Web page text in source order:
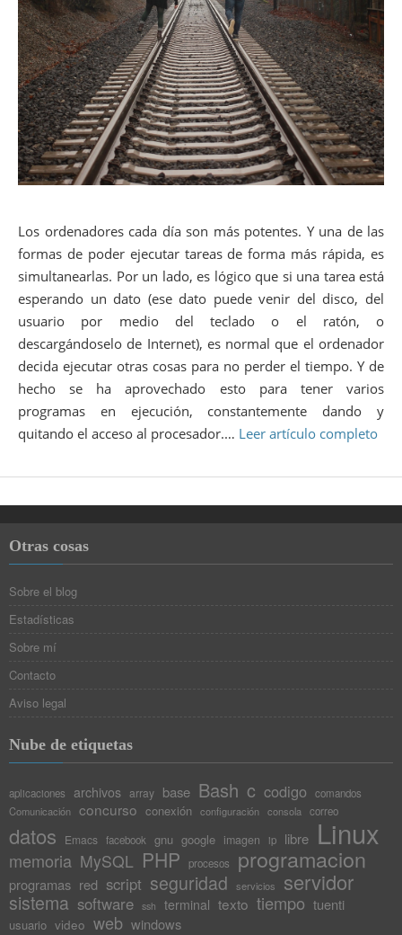
Los ordenadores cada día son más potentes. Y una de las
formas de poder ejecutar tareas de forma más rápida, es
simultanearlas. Por un lado, es lógico que si una tarea está
esperando un dato (ese dato puede venir del disco, del
usuario por medio del teclado o el ratón, o
descargándoselo de Internet), es normal que el ordenador
decida ejecutar otras cosas para no perder el tiempo. Y de
hecho se ha aprovechado esto para tener varios
programas en ejecución, constantemente dando y
quitando el acceso al procesador.… Leer artículo completo
Otras cosas
Sobre el blog
Estadísticas
Sobre mí
Contacto
Aviso legal
Nube de etiquetas
aplicaciones archivos array base Bash c codigo
comandos
Comunicación concurso conexión configuración consola correo
datos Emacs facebook gnu google imagen ip libre Linux
memoria MySQL PHP procesos programacion
programas red script seguridad servicios servidor
sistema software ssh terminal texto tiempo tuenti
usuario video web windows